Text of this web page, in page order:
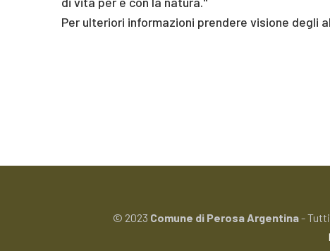
Per ulteriori informazioni prendere visione degli
© 2023 Comune di Perosa Argentina- Tutti